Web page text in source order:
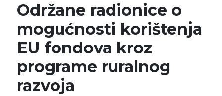
Održane radionice o
mogućnosti korištenja
EU fondova kroz
programe ruralnog
razvoja